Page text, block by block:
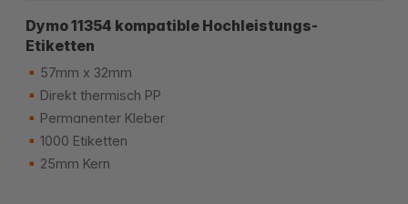
Dymo 11354 kompatible Hochleistungs-
Etiketten
57mm x 32mm
Direkt thermisch PP
Permanenter Kleber
1000 Etiketten
25mm Kern